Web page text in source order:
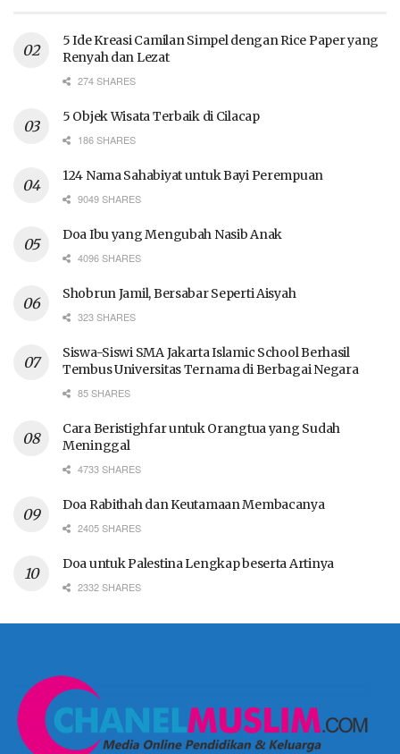
5 Ide Kreasi Camilan Simpel dengan Rice Paper yang
Renyah dan Lezat
274 SHARES
5 Objek Wisata Terbaik di Cilacap
186 SHARES
124 Nama Sahabiyat untuk Bayi Perempuan
9049 SHARES
Doa Ibu yang Mengubah Nasib Anak
4096 SHARES
Shobrun Jamil, Bersabar Seperti Aisyah
323 SHARES
Siswa-Siswi SMA Jakarta Islamic School Berhasil
Tembus Universitas Ternama di Berbagai Negara
85 SHARES
Cara Beristighfar untuk Orangtua yang Sudah
Meninggal
4733 SHARES
Doa Rabithah dan Keutamaan Membacanya
2405 SHARES
Doa untuk Palestina Lengkap beserta Artinya
2332 SHARES